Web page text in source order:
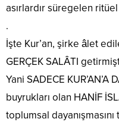
asırlardır süregelen
.
İşte Kur’an, şirke âlet
GERÇEK SALÂTI
Yani SADECE KUR’AN’A
buyrukları olan HANİF
toplumsal